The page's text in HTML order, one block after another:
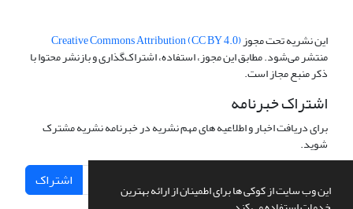
این وب سایت از کوکی ها برای اطمینان از ارائه بهترین
این نشریه تحت مجوزCreative Commons Attribution (CC BY 4.0)
منتشر می‌شود. مطابق این مجوز، استفاده، اشتراک‌گذاری و بازنشر محتوا با
ذکر منبع مجاز است.
اشتراک خبرنامه
برای دریافت اخبار و اطلاعیه های مهم نشریه در خبرنامه نشریه مشترک
شوید.
اشتراک